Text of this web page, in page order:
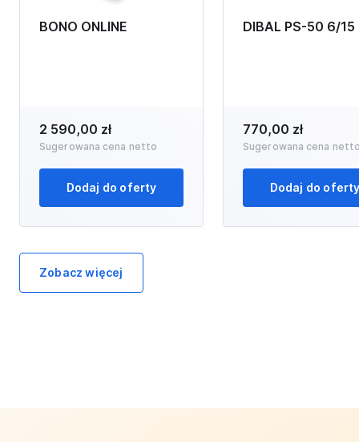
BONO ONLINE
2 590,00 zł
Sugerowana cena netto
Dodaj do oferty
DIBAL PS-50 6/15
770,00 zł
Sugerowana cena
Dodaj do
Zobacz więcej